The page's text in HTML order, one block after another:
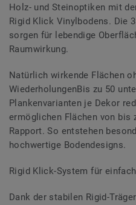
Holz- und Steinoptiken mit
Rigid Klick Vinylbodens. Die
sorgen für lebendige
Raumwirkung.
Natürlich wirkende Flächen
WiederholungenBis zu 50
Plankenvarianten je Dekor
ermöglichen Flächen von bis
Rapport. So entstehen
hochwertige Bodendesigns.
Rigid Klick-System für
Dank der stabilen Rigid-